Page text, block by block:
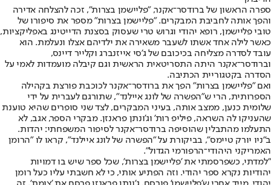
ספרה הראשון של ברודסר־אקנר, "פליישמן בצרות", זכה להצלחה אדירה
והפך אותה לחביבת המבקרים. "פליישמן בצרות" מספר את סיפורו של
טובי פליישמן, רופא יהודי וגרוש טרי שעסוק בסצנת הדייטינג באפליקציות,
כאשר לילה אחד אשתו לשעבר משאירה את ילדיהם אצלו ונעלמת. הוא
עובד לסדרה מצליחה בכיכובם של ג'סי אייזנברג וקלייר דיינס,
וברודסר־אקנר היתה התסריטאית הראשית וגם קיבלה מועמדות לאמי על
הסדרה בקטגוריית הכתיבה.
ואם "פליישמן בצרות" הפך את ברודסר־אקנר לכוכבת פורצת בקהילה
הספרותית, הרי ש"הפשרה של לונג איילנד", שתורגם לעברית על ידי
שלומית כנען, ממצב אותה, בעיני המבקרים, לצד שני סופרים שהיא טוענת
שהעניקו לה השראה, פיליפ רות' וג'ונתן פראנזן. מבקרי הספר, אגב, לא
התעלמו מהתבלין שהוסיפה ברודסר־אקנר לסיפור המשפחתי: יהדות.
ב"ניו יורק טיימס", בביקורת על "הפשרה של לונג איילנד", קראו לו "הרומן
האמריקני היהודי־הרפורמי הגדול".
"למדתי, כשפרסמתי את 'פליישמן בצרות', שכל ספר שיש בו דמויות
יהודיות נקרא ספר יהודי. וזה הפתיע אותי, כי לא חשבתי עליו כעל רומן